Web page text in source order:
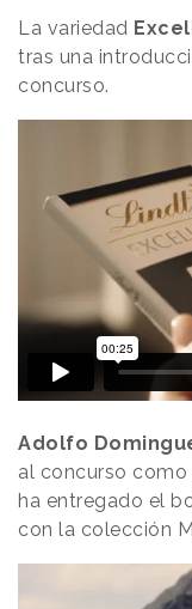
La variedad
tras una
concurso.
Adolfo
al concurso como
ha entregado el
con la colección